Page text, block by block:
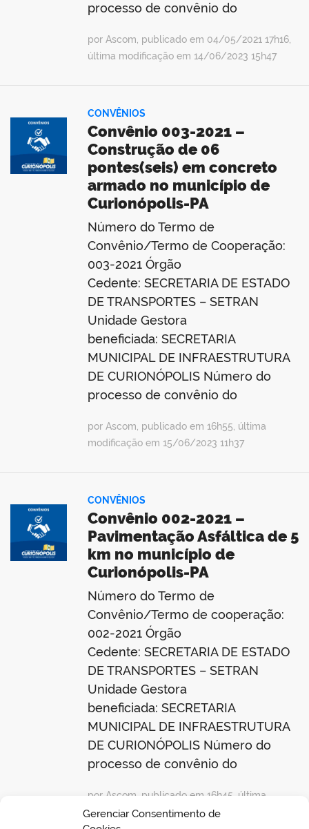
Gerenciar Consentimento de
processo de convênio do
por Ascom, publicado em 04/05/2021 17h16,
última modificação em 14/06/2023 15h47
CONVÊNIOS
Convênio 003-2021 –
Construção de 06
pontes(seis) em concreto
armado no município de
Curionópolis-PA
Número do Termo de
Convênio/Termo de Cooperação:
003-2021 Órgão
Cedente: SECRETARIA DE ESTADO
DE TRANSPORTES – SETRAN
Unidade Gestora
beneficiada: SECRETARIA
MUNICIPAL DE INFRAESTRUTURA
DE CURIONÓPOLIS Número do
processo de convênio do
por Ascom, publicado em 16h55, última
modificação em 15/06/2023 11h37
CONVÊNIOS
Convênio 002-2021 –
Pavimentação Asfáltica de 5
km no município de
Curionópolis-PA
Número do Termo de
Convênio/Termo de cooperação:
002-2021 Órgão
Cedente: SECRETARIA DE ESTADO
DE TRANSPORTES – SETRAN
Unidade Gestora
beneficiada: SECRETARIA
MUNICIPAL DE INFRAESTRUTURA
DE CURIONÓPOLIS Número do
processo de convênio do
por Ascom, publicado em 16h45, última
modificação em 14/06/2023 15h42